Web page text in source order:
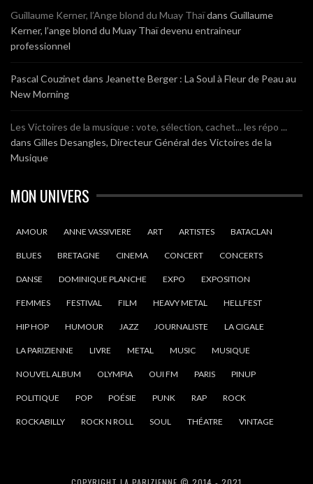
Guillaume Kerner, l’Ange blond du Muay Thaïdans Guillaume
Kerner, l’ange blond du Muay Thaï devenu entraineur
professionnel
Pascal Couzinet dans Jeanette Berger : La Soul à Fleur de Peau au
New Morning
Les Victoires de la musique : vote, sélection, cachet... les répo ...
dans Gilles Desangles, Directeur Général des Victoires de la
Musique
MON UNIVERS
AMOUR ANNE VASSIVIERE ART ARTISTES BATACLAN
BLUES BRETAGNE CINEMA CONCERT CONCERTS
DANSE DOMINIQUE PLANCHE EXPO EXPOSITION
FEMMES FESTIVAL FILM HEAVY METAL HELLFEST
HIP HOP HUMOUR JAZZ JOURNALISTE LA CIGALE
LA PARIZIENNE LIVRE METAL MUSIC MUSIQUE
NOUVEL ALBUM OLYMPIA OUI FM PARIS PINUP
POLITIQUE POP POÉSIE PUNK RAP ROCK
ROCKABILLY ROCK N ROLL SOUL THÉATRE VINTAGE